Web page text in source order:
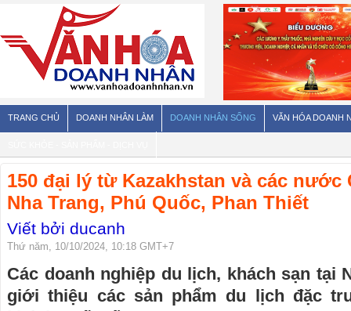
TRANG CHỦ DOANH NHÂN LÀM DOANH NHÂN SỐNG VĂN HÓA DOANH
150 đại lý từ Kazakhstan và các nước
Nha Trang, Phú Quốc, Phan Thiết
Viết bởi ducanh
Thứ năm, 10/10/2024, 10:18 GMT+7
Các doanh nghiệp du lịch, khách sạn tại
giới thiệu các sản phẩm du lịch đặc